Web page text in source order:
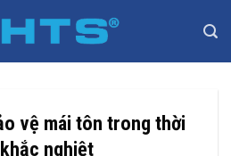
vệ mái tôn trong thời
nghiệt